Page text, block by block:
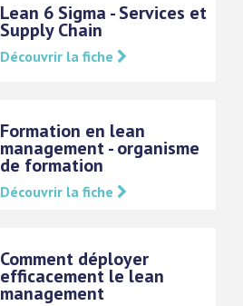
Lean 6 Sigma - Services et
Supply Chain
Découvrir la fiche
Formation en lean
management - organisme
de formation
Découvrir la fiche
Comment déployer
efficacement le lean
management